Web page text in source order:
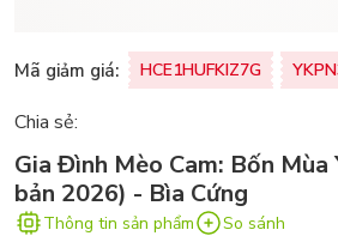
Mã giảm giá: HCE1HUFKIZ7G
Chia sẻ:
Gia Đình Mèo Cam: Bốn Mùa
bản 2026) - Bìa Cứng
Thông tin sản phẩm So sánh